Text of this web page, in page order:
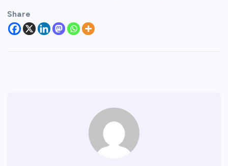
Share